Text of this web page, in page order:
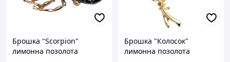
Брошка "Scorpion"
лимонна позолота
Брошка "Колосок"
лимонна позолота